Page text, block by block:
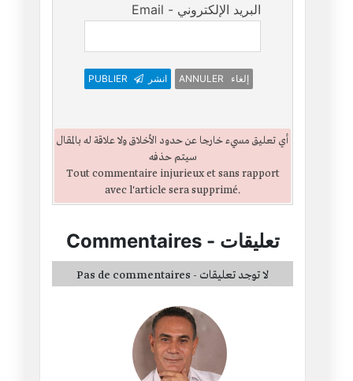
Email - البريد الإلكتروني
PUBLIER انشر ANNULER إلغاء
أي تعليق مسيء خارجا عن حدود الأخلاق ولا علاقة له بالمقال
سيتم حذفه
Tout commentaire injurieux et sans rapport
avec l'article sera supprimé.
Commentaires- تعليقات
Pas de commentaires - لا توجد تعليقات